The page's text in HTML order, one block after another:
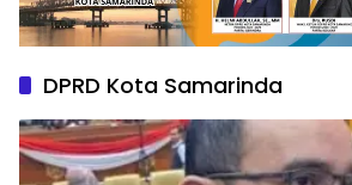
DPRD Kota Samarinda